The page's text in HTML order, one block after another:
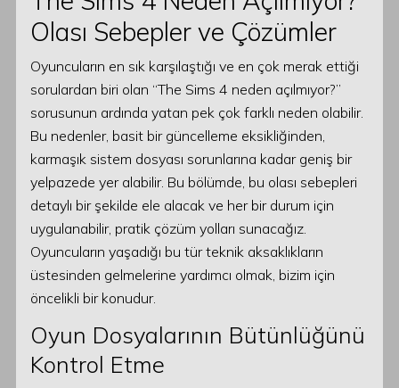
Olası Sebepler ve Çözümler
Oyuncuların en sık karşılaştığı ve en çok merak ettiği
sorulardan biri olan “The Sims 4 neden açılmıyor?”
sorusunun ardında yatan pek çok farklı neden olabilir.
Bu nedenler, basit bir güncelleme eksikliğinden,
karmaşık sistem dosyası sorunlarına kadar geniş bir
yelpazede yer alabilir. Bu bölümde, bu olası sebepleri
detaylı bir şekilde ele alacak ve her bir durum için
uygulanabilir, pratik çözüm yolları sunacağız.
Oyuncuların yaşadığı bu tür teknik aksaklıkların
üstesinden gelmelerine yardımcı olmak, bizim için
öncelikli bir konudur.
Oyun Dosyalarının Bütünlüğünü
Kontrol Etme